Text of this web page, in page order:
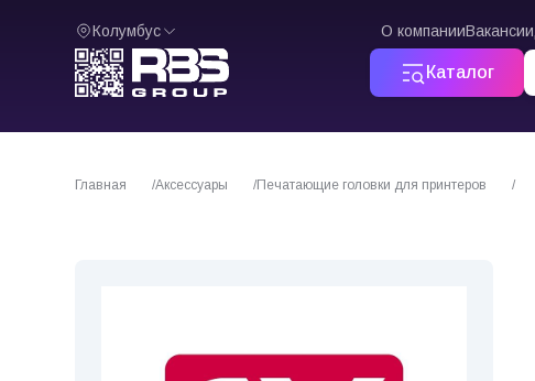
Колумбус О компанииВакансии
Каталог
Главная Аксессуары Печатающие головки для принтеров